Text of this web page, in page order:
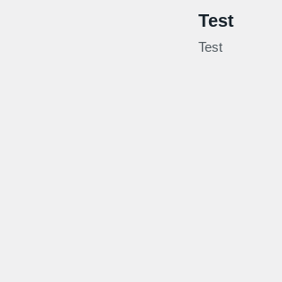
Test
Test